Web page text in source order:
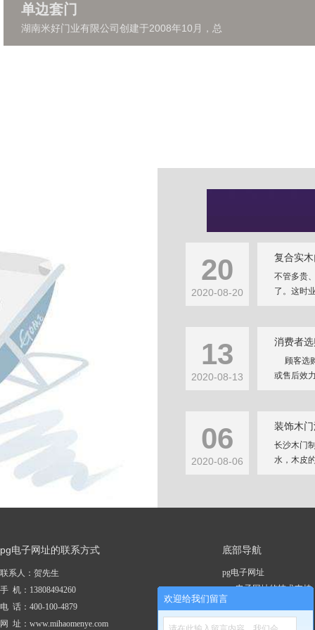
单边套门
湖南米好门业有限公司创建于2008年10月，总
20
2020-08-20
复合实
不管多贵
了。这时
13
2020-08-13
消费者
顾客选
或售后效
06
2020-08-06
装饰木
长沙木门
水，木皮
pg电子网址的联系方式
联系人：贺先生
手 机：13808494260
电 话：400-100-4879
网 址：www.mihaomenye.com
底部导航
pg电子网址
pg电子网址的技术支持
关于pg电子网址
欢迎给我们留言